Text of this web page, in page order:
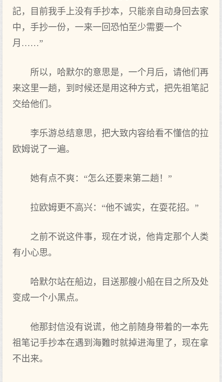
記，目前我手上没有手抄本，只‌能亲自动身回去家
中，手抄一份，一来一回恐怕至少需要一个
月……”
所以，哈默尔的意思是，一个月后，请他们再
来这里一趟，到时候还是用这种方式，把先祖笔記
交给他们。
李乐游总结意思，把大致内容给看不懂信的拉
欧姆说了‌一遍。
她有点不爽：“怎么还要来第二趟！”
拉欧姆更不高兴：“他不诚实，在耍花招。”
之前不说这件事，现在才说，他肯定那个人类
有小心思。
哈默尔站在船边，目送那艘小船在目之所及处
变成一个小黑点。
他那封信没有说谎，他之前随身带着的一本先
祖笔记手抄本在遇到海難时就掉进‌海里了‌，现在拿
不出来。